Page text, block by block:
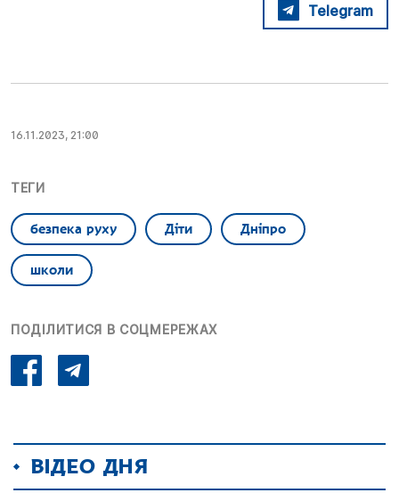
Telegram
16.11.2023, 21:00
ТЕГИ
безпека руху Діти Дніпро
школи
ПОДІЛИТИСЯ В СОЦМЕРЕЖАХ
ВІДЕО ДНЯ